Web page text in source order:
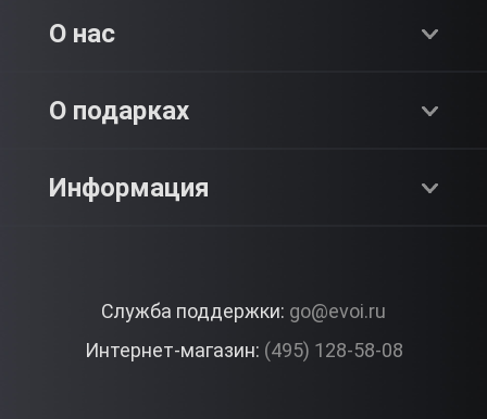
Premium
О нас
О компании
Контакты
О подарках
Как это работает?
Вопросы и ответы
Информация
Корпоративные подарки
Служба поддержки: go@evoi.ru
Интернет-магазин: (495) 128-58-08